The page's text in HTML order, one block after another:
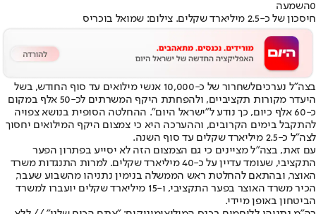
0השמעה
חיסכון של כ-2.5 מיליארד שקלים. צילום: שמואל בוכריס
בצה"ל נערכיםלשחרור של כ-10,000 אנשי מילואים עד סוף החודש
, בשל
היעדר מקורות תקציביים, ולהפחתת היקף המשרתים לכ-50 אלף במקום
כ-60 אלף כיום, כך נודע ל"ישראל היום". ההחלטה הסופית בנושא צפויה
להתקבל בימים הקרובים, וההערכה היא כי צמצום היקף המילואים יחסוך
לצה"ל כ-2.5 מיליארד שקלים עד סוף השנה.
עם זאת, בצה"ל מציינים כי גם הצמצום הזה לא יסייע בפתרון הפער
התקציבי, שעומד עדיין על כ-40 מיליארד שקלים. למרות התנגדות משרד
האוצר, ובהתאם להחלטת ראש הממשלה בנימין נתניהו מהשבוע שעבר,
הכיר משרד האוצר בפער התקציבי, ו-15 מיליארד שקלים יועברו למשרד
הביטחון באופן מיידי.